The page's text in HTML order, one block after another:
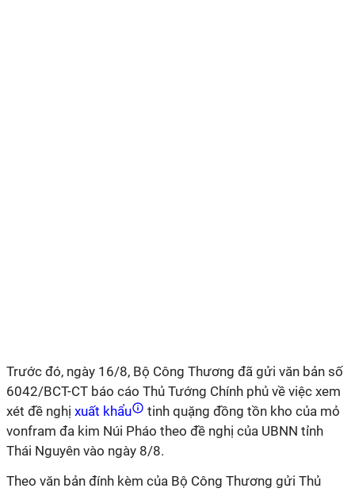
Trước đó, ngày 16/8, Bộ Công Thương đã gửi văn bản số
6042/BCT-CT báo cáo Thủ Tướng Chính phủ về việc xem
xét đề nghị xuất khẩu
tinh quặng đồng tồn kho của mỏ
vonfram đa kim Núi Pháo theo đề nghị của UBNN tỉnh
Thái Nguyên vào ngày 8/8.
Theo văn bản đính kèm của Bộ Công Thương gửi Thủ